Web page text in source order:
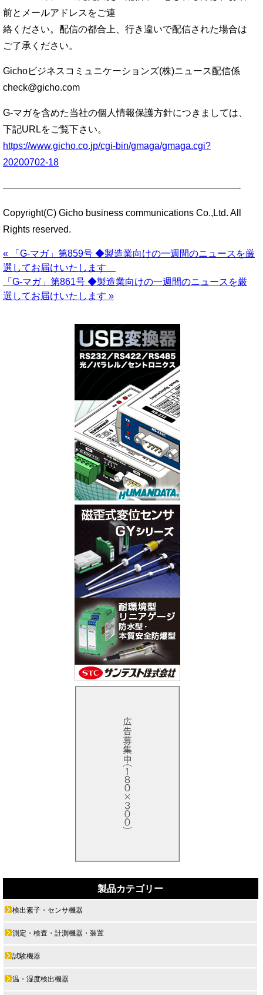
前とメールアドレスをご連
絡ください。配信の都合上、行き違いで配信された場合は
ご了承ください。
Gichoビジネスコミュニケーションズ(株)ニュース配信係
check@gicho.com
G-マガを含めた当社の個人情報保護方針につきましては、
下記URLをご覧下さい。
https://www.gicho.co.jp/cgi-bin/gmaga/gmaga.cgi?
20200702-18
—————————————————————————-
Copyright(C) Gicho business communications Co.,Ltd. All
Rights reserved.
« 「G-マガ」第859号 ◆製造業向けの一週間のニュースを厳
選してお届けいたします
「G-マガ」第861号 ◆製造業向けの一週間のニュースを厳
選してお届けいたします »
製品カテゴリー
検出素子・センサ機器
測定・検査・計測機器・装置
試験機器
温・湿度検出機器